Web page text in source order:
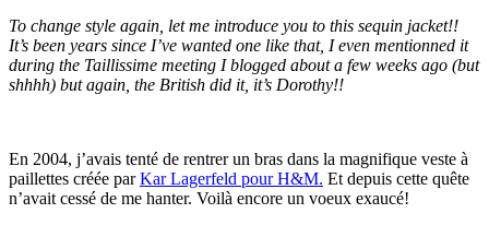
To change style again, let me introduce you to this sequin jacket!!
It’s been years since I’ve wanted one like that, I even mentionned it
during the Taillissime meeting I blogged about a few weeks ago (but
shhhh) but again, the British did it, it’s Dorothy!!
En 2004, j’avais tenté de rentrer un bras dans la magnifique veste à
paillettes créée parKar Lagerfeld pour H&M. Et depuis cette quête
n’avait cessé de me hanter. Voilà encore un voeux exaucé!